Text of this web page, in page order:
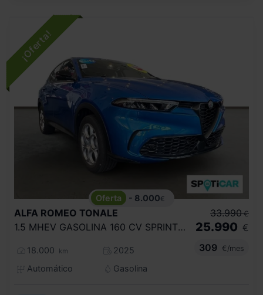
- 8.000€
ALFA ROMEO TONALE
1.5 MHEV GASOLINA 160 CV SPRINT VGT
18.000 km
2025
Automático
Gasolina
33.990 €
25.990 €
309
€/mes